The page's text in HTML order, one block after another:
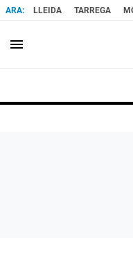
LLEIDA TARREGA
menu